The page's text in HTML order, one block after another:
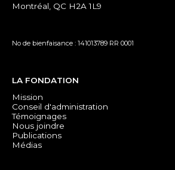
Montréal, QC H2A 1L9
No de bienfaisance : 141013789 RR 0001
LA FONDATION
Mission
Conseil d'administration
Témoignages
Nous joindre
Publications
Médias